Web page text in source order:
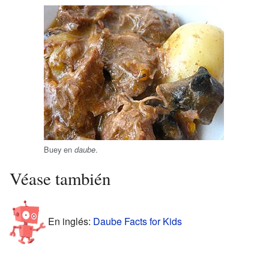
Buey en daube.
Véase también
En inglés: Daube Facts for Kids